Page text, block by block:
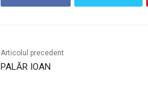
Articolul precedent
PALĂR IOAN